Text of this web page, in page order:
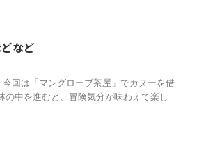
など
回は「マングローブ茶屋」でカヌーを借
の中を進むと、冒険気分が味わえて楽し